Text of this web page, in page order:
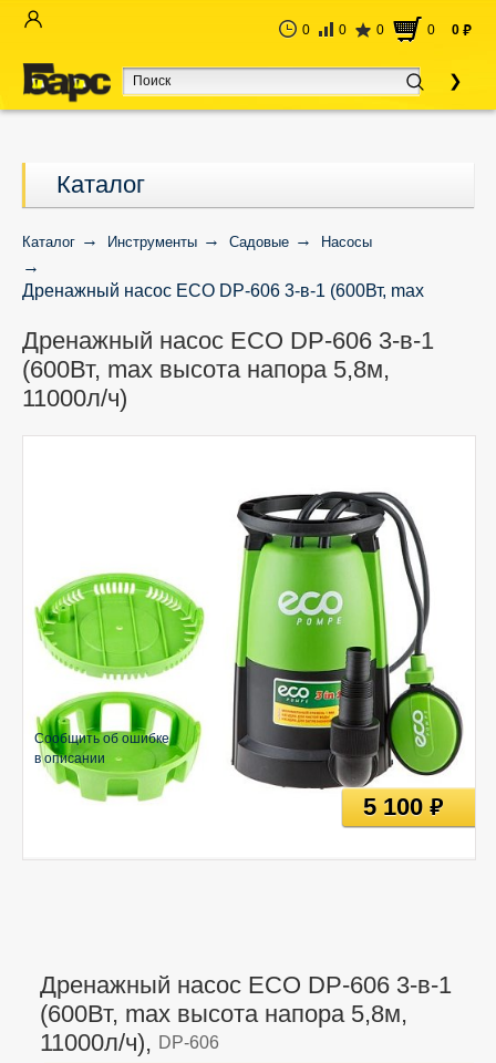
0 0 0 0 0 руб
Каталог
Каталог Инструменты Садовые Насосы
Дренажный насос ECO DP-606 3-в-1 (600Вт, max
Дренажный насос ECO DP-606 3-в-1
(600Вт, max высота напора 5,8м,
11000л/ч)
Дренажный насос ECO DP-606 3-в-1
(600Вт, max высота напора 5,8м,
11000л/ч), DP-606
Сообщить об ошибке
в описании
5 100руб